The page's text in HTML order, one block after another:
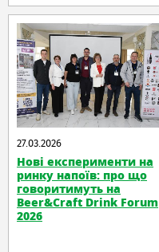
27.03.2026
Нові експерименти на
ринку напоїв: про що
говоритимуть на
Beer&Craft Drink Forum
2026